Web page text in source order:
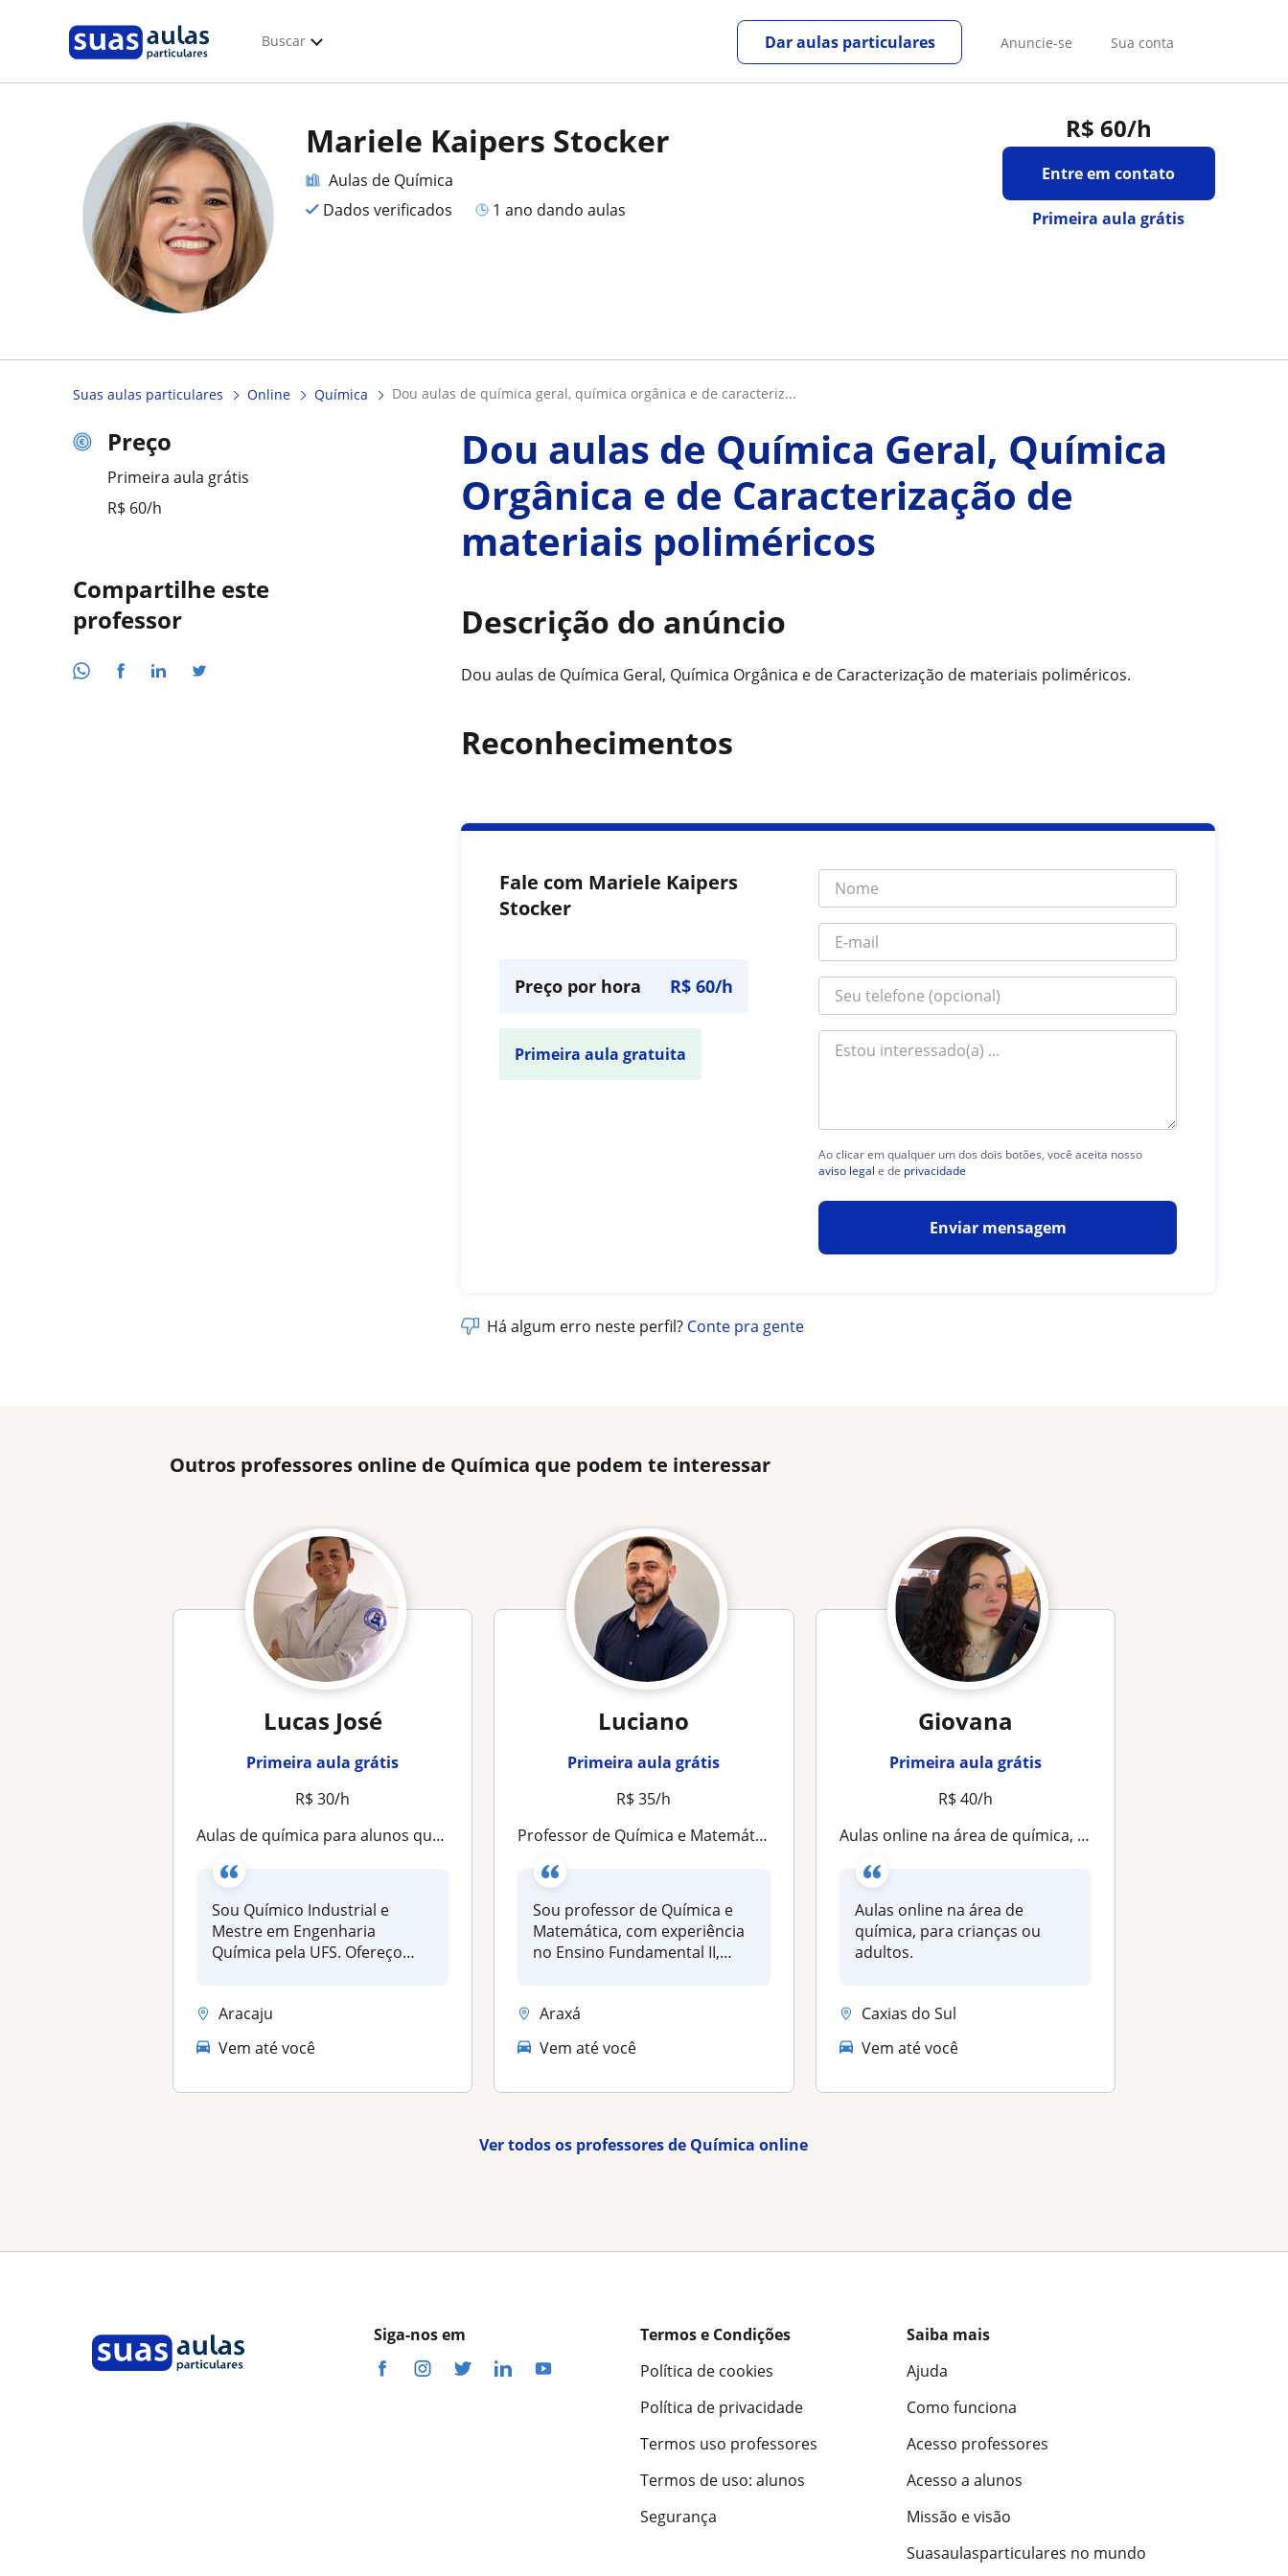
Buscar Anuncie-se Sua conta
Dar aulas particulares
R$ 60/h
Entre em contato
Primeira aula grátis
Mariele Kaipers Stocker
Aulas de Química
Dados verificados
1 ano dando aulas
Suas aulas particulares Online Química dou aulas de química geral, química orgânica e de caracteriz...
Preço
Primeira aula grátis
R$ 60/h
Compartilhe este
professor
Dou aulas de Química Geral, Química
Orgânica e de Caracterização de
materiais poliméricos
Descrição do anúncio
Dou aulas de Química Geral, Química Orgânica e de Caracterização de materiais poliméricos.
Reconhecimentos
Fale com Mariele Kaipers
Stocker
Preço por hora R$ 60/h
Primeira aula gratuita
Ao clicar em qualquer um dos dois botões, você aceita nosso
aviso legal e de privacidade
Enviar mensagem
Há algum erro neste perfil? Conte pra gente
Outros professores online de Química que podem te interessar
Lucas José
Primeira aula grátis
R$ 30/h
Aulas de química para alunos que farão Enem
Sou Químico Industrial e
Mestre em Engenharia
Química pela UFS. Ofereço
Aracaju
Vem até você
Luciano
Primeira aula grátis
R$ 35/h
Professor de Química e Matemática com experiência no Ensino Médio, aulas personalizadas presenciais e online
Sou professor de Química e
Matemática, com experiência
no Ensino Fundamental II,
Araxá
Vem até você
Giovana
Primeira aula grátis
R$ 40/h
Aulas online na área de química, para crianças ou adultos
Aulas online na área de
química, para crianças ou
adultos.
Caxias do Sul
Vem até você
Ver todos os professores de Química online
Siga-nos em
Termos e Condições
Política de cookies
Política de privacidade
Termos uso professores
Termos de uso: alunos
Segurança
Saiba mais
Ajuda
Como funciona
Acesso professores
Acesso a alunos
Missão e visão
Suasaulasparticulares no mundo